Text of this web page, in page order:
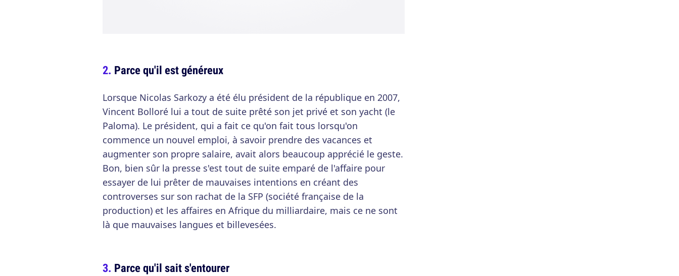
Parce qu'il est généreux
Lorsque Nicolas Sarkozy a été élu président de la république en 2007,
Vincent Bolloré lui a tout de suite prêté son jet privé et son yacht (le
Paloma). Le président, qui a fait ce qu'on fait tous lorsqu'on
commence un nouvel emploi, à savoir prendre des vacances et
augmenter son propre salaire, avait alors beaucoup apprécié le geste.
Bon, bien sûr la presse s'est tout de suite emparé de l'affaire pour
essayer de lui prêter de mauvaises intentions en créant des
controverses sur son rachat de la SFP (société française de la
production) et les affaires en Afrique du milliardaire, mais ce ne sont
là que mauvaises langues et billevesées.
Parce qu'il sait s'entourer